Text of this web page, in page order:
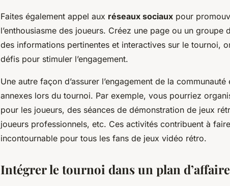
Faites également appel aux réseaux sociaux pour
l’enthousiasme des joueurs. Créez une page ou un groupe
des informations pertinentes et interactives sur le tournoi,
défis pour stimuler l’engagement.
Une autre façon d’assurer l’engagement de la
annexes lors du tournoi. Par exemple, vous pourriez
pour les joueurs, des séances de démonstration de jeux
joueurs professionnels, etc. Ces activités contribuent à
incontournable pour tous les fans de jeux vidéo rétro.
Intégrer le tournoi dans un plan